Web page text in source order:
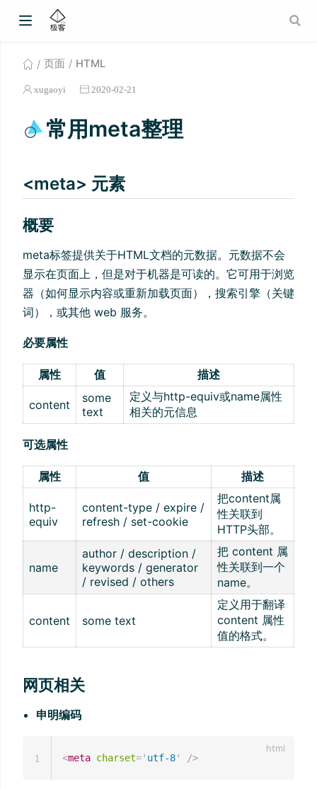
页面 HTML
xugaoyi 2020-02-21
常用meta整理
<meta> 元素
概要
meta标签提供关于HTML文档的元数据。元数据不会
显示在页面上，但是对于机器是可读的。它可用于浏览
器（如何显示内容或重新加载页面），搜索引擎（关键
词），或其他 web 服务。
必要属性
属性 值 描述
content
some
text
定义与http-equiv或name属性
相关的元信息
可选属性
属性 值 描述
http-
equiv
content-type / expire /
refresh / set-cookie
把content属
性关联到
HTTP头部。
name
author / description /
keywords / generator
/ revised / others
把 content 属
性关联到一个
name。
content some text
定义用于翻译
content 属性
值的格式。
网页相关
申明编码
<meta charset=' utf-8' />
1